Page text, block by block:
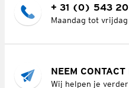
+ 31 (0) 543 20
Maandag tot vrijdag
NEEM
Wij helpen je verder